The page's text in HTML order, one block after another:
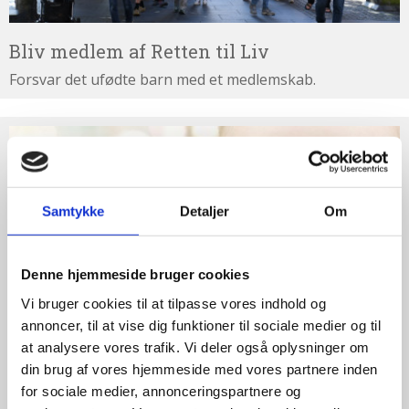
Samtykke Detaljer Om
Denne hjemmeside bruger cookies
Vi bruger cookies til at tilpasse vores indhold og
annoncer, til at vise dig funktioner til sociale medier og til
at analysere vores trafik. Vi deler også oplysninger om
din brug af vores hjemmeside med vores partnere inden
for sociale medier, annonceringspartnere og
abort
Life
internationalt
3.0:
Nyheder
4.0:
Webshop
Bliv medlem af Retten til Liv
Forsvar det ufødte barn med et medlemskab.
Støt
Retten
Støt Retten til Liv
Hjertelig tak for ethvert bidrag til Retten til Liv